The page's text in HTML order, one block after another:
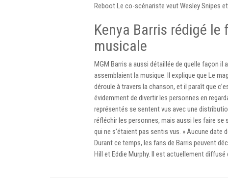
Reboot Le co-scénariste veut Wesley Snipes
Kenya Barris rédigé
musicale
MGM Barris a aussi détaillée de quelle façon
assemblaient la musique. Il explique que Le
déroule à travers la chanson, et il paraît que
évidemment de divertir les personnes en
représentés se sentent vus avec une
réfléchir les personnes, mais aussi les faire
qui ne s’étaient pas sentis vus. » Aucune date
Durant ce temps, les fans de Barris peuvent
Hill et Eddie Murphy. Il est actuellement